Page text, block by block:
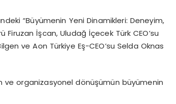
“Büyümenin Yeni Dinamikleri: Deneyim,
İşcan, Uludağ İçecek Türk CEO’su
ve Aon Türkiye Eş-CEO’su Selda Oknas
ve organizasyonel dönüşümün büyümenin